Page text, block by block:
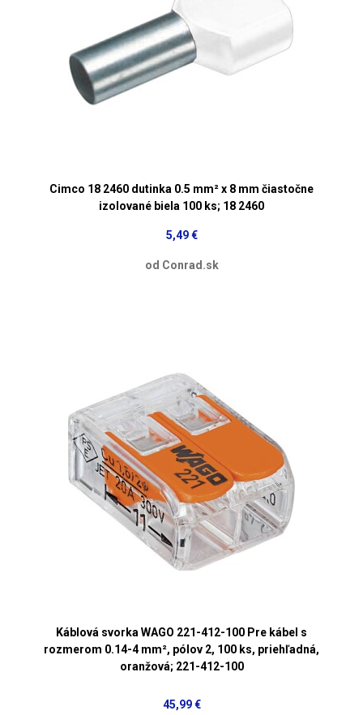
Cimco 18 2460 dutinka 0.5 mm² x 8 mm čiastočne
izolované biela 100 ks; 18 2460
5,49 €
od Conrad.sk
Káblová svorka WAGO 221-412-100 Pre kábel s
rozmerom 0.14-4 mm², pólov 2, 100 ks, priehľadná,
oranžová; 221-412-100
45,99 €